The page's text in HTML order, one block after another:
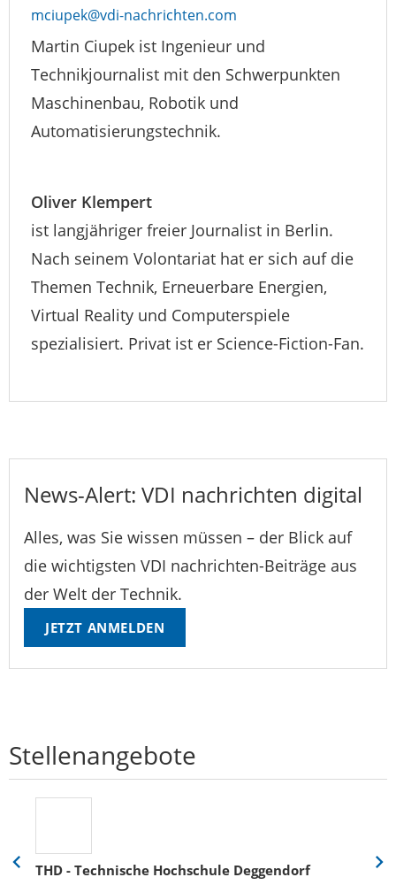
mciupek@vdi-nachrichten.com
Martin Ciupek ist Ingenieur und
Technikjournalist mit den Schwerpunkten
Maschinenbau, Robotik und
Automatisierungstechnik.
Oliver Klempert
ist langjähriger freier Journalist in Berlin.
Nach seinem Volontariat hat er sich auf die
Themen Technik, Erneuerbare Energien,
Virtual Reality und Computerspiele
spezialisiert. Privat ist er Science-Fiction-Fan.
News-Alert: VDI nachrichten digital
Alles, was Sie wissen müssen – der Blick auf
die wichtigsten VDI nachrichten-Beiträge aus
der Welt der Technik.
JETZT ANMELDEN
Stellenangebote
THD - Technische Hochschule Deggendorf
Eine
Eine